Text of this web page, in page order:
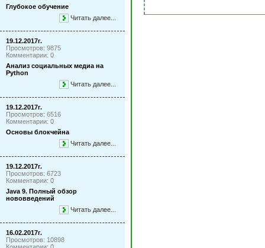
Глубокое обучение
Читать далее...
19.12.2017г.
Просмотров: 9875
Комментарии: 0
Анализ социальных медиа на
Python
Читать далее...
19.12.2017г.
Просмотров: 6516
Комментарии: 0
Основы блокчейна
Читать далее...
19.12.2017г.
Просмотров: 6723
Комментарии: 0
Java 9. Полный обзор
нововведений
Читать далее...
16.02.2017г.
Просмотров: 10898